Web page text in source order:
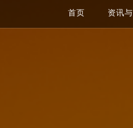
首页 资讯